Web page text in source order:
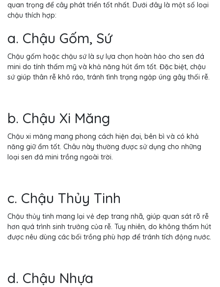
quan trọng để cây phát triển tốt nhất. Dưới đây là một số loại
chậu thích hợp:
a. Chậu Gốm, Sứ
Chậu gốm hoặc chậu sứ là sự lựa chọn hoàn hảo cho sen đá
mini do tính thấm mỹ và khả năng hút ẩm tốt. Đặc biệt, chậu
sứ giúp thân rễ khô ráo, tránh tình trạng ngập úng gây thối rễ.
b. Chậu Xi Măng
Chậu xi măng mang phong cách hiện đại, bên bì và có khả
năng giữ ẩm tốt. Châu này thường được sử dụng cho những
loại sen đá mini trồng ngoài trời.
c. Chậu Thủy Tinh
Chậu thủy tinh mang lại vẻ đẹp trang nhã, giúp quan sát rõ rễ
hơn quá trình sinh trưởng của rễ. Tuy nhiên, do không thấm hút
được nêu dùng các bối trồng phù hợp để tránh tích động nước.
d. Chậu Nhựa